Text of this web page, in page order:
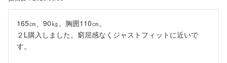
165㎝、90㎏、胸囲110㎝。
２L購入しました。窮屈感なくジャストフィットに近いで
す。